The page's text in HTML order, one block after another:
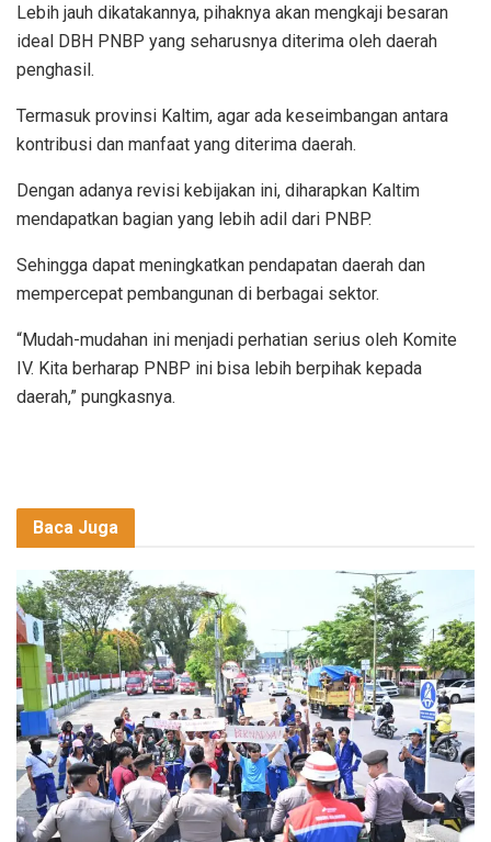
Lebih jauh dikatakannya, pihaknya akan mengkaji besaran
ideal DBH PNBP yang seharusnya diterima oleh daerah
penghasil.
Termasuk provinsi Kaltim, agar ada keseimbangan antara
kontribusi dan manfaat yang diterima daerah.
Dengan adanya revisi kebijakan ini, diharapkan Kaltim
mendapatkan bagian yang lebih adil dari PNBP.
Sehingga dapat meningkatkan pendapatan daerah dan
mempercepat pembangunan di berbagai sektor.
“Mudah-mudahan ini menjadi perhatian serius oleh Komite
IV. Kita berharap PNBP ini bisa lebih berpihak kepada
daerah,” pungkasnya.
Baca Juga